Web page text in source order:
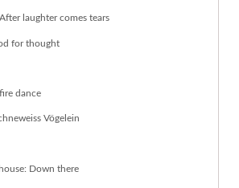
laughter comes tears
for thought
dance
Vögelein
Down there